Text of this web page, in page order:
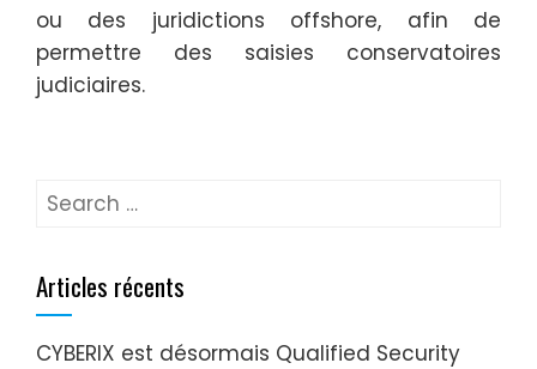
ou des juridictions offshore, afin de
permettre des saisies conservatoires
judiciaires.
Articles récents
CYBERIX est désormais Qualified Security